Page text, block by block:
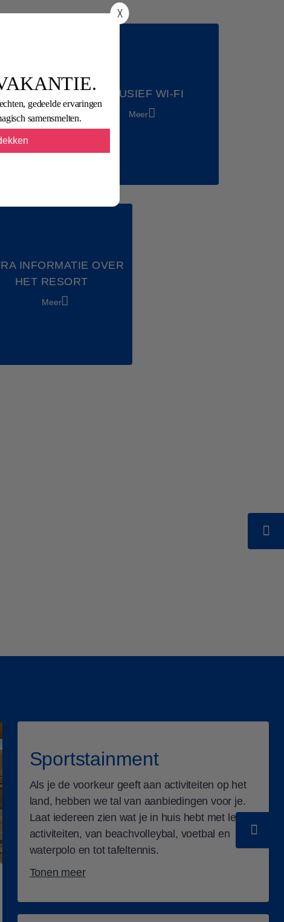
╳
gedeelde ervaringen
samensmelten.
INCLUSIEF WI-FI
Meer
INFORMATIE OVER
HET RESORT
Meer
Sportstainment
Als je de voorkeur geeft aan activiteiten op het
land, hebben we tal van aanbiedingen voor je.
Laat iedereen zien wat je in huis hebt met leuke
activiteiten, van beachvolleybal, voetbal en
waterpolo en tot tafeltennis.
Tonen meer